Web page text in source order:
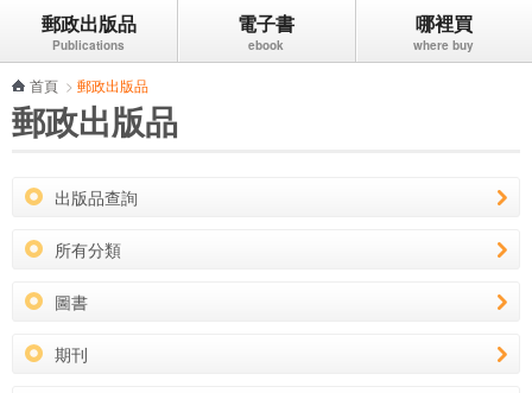
跳到主要內容區塊
郵政出版品 電子書 哪裡買
首頁 > 郵政出版品
郵政出版品
出版品查詢
所有分類
圖書
期刊